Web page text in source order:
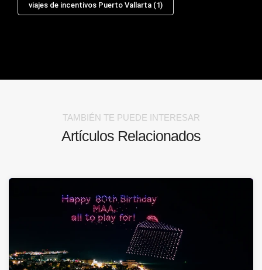
viajes de incentivos Puerto Vallarta (1)
TAMBIÉN TE PUEDE INTERESAR
Artículos Relacionados